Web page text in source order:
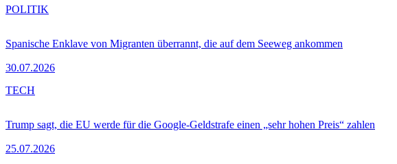
Spanische Enklave von Migranten überrannt, die auf dem Seeweg ankommen
30.07.2026
POLITIK
Trump sagt, die EU werde für die Google-Geldstrafe einen „sehr hohen Preis“ zahlen
25.07.2026
TECH